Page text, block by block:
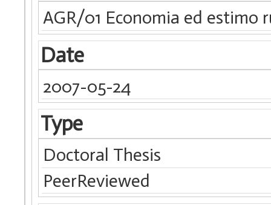
AGR/01 Economia ed estimo
Date
2007-05-24
Type
Doctoral Thesis
PeerReviewed